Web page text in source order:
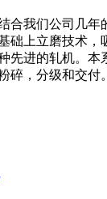
合我们公司几年
础上立磨技术，
先进的轧机。本
碎，分级和交付